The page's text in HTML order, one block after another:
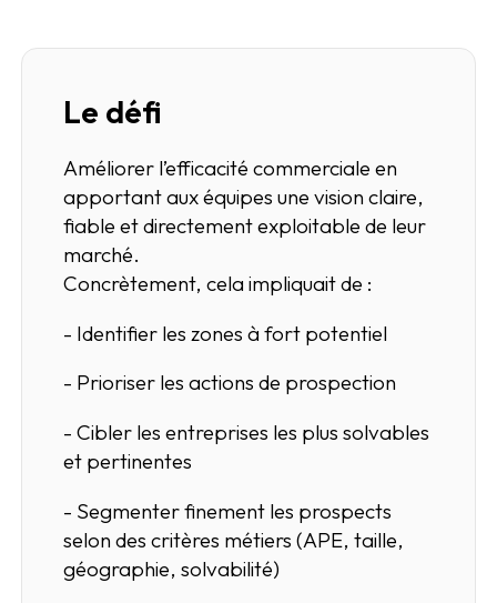
Le défi
Améliorer l’efficacité commerciale en
apportant aux équipes une vision claire,
fiable et directement exploitable de leur
marché.
Concrètement, cela impliquait de :
- Identifier les zones à fort potentiel
- Prioriser les actions de prospection
- Cibler les entreprises les plus solvables
et pertinentes
- Segmenter finement les prospects
selon des critères métiers (APE, taille,
géographie, solvabilité)